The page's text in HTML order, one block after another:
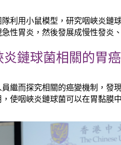
隊利用小鼠模型，研究咽峽炎鏈
性胃炎，然後發展成慢性發炎
炎鏈球菌相關的胃
繼而探究相關的癌變機制，發
，使咽峽炎鏈球菌可以在胃黏膜